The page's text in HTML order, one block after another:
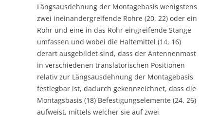
Längsausdehnung der Montagebasis wenigstens
zwei ineinandergreifende Rohre (20, 22) oder ein
Rohr und eine in das Rohr eingreifende Stange
umfassen und wobei die Haltemittel (14, 16)
derart ausgebildet sind, dass der Antennenmast
in verschiedenen translatorischen Positionen
relativ zur Längsausdehnung der Montagebasis
festlegbar ist, dadurch gekennzeichnet, dass die
Montagsbasis (18) Befestigungselemente (24, 26)
aufweist, mittels welcher sie auf zwei